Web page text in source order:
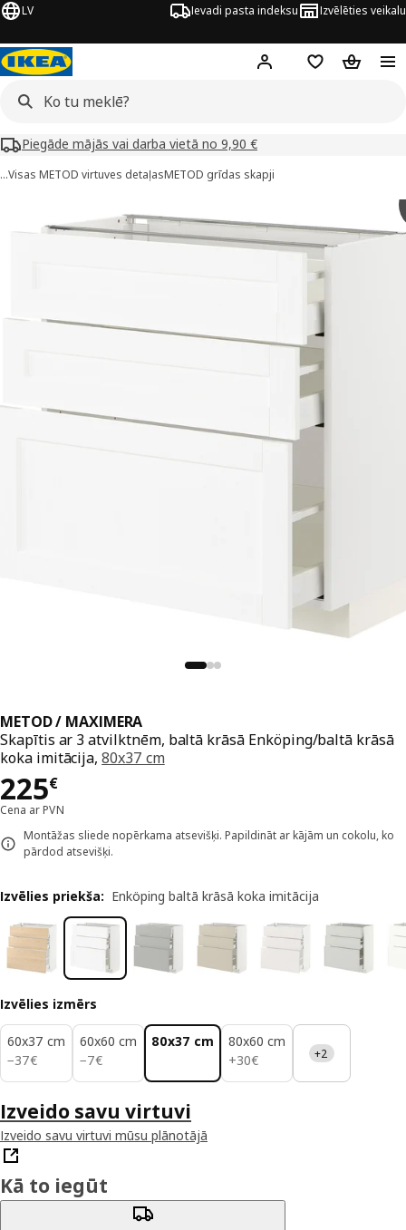
LV Ievadi pasta indeksu Izvēlēties veikalu
Hej! Pierakstīties
PirkumuPirkumu
Piegāde mājās vai darba vietā no 9,90 €
…Visas METOD virtuves detaļasMETOD grīdas skapji
/ MAXIMERA attēli
METOD / MAXIMERA
Skapītis ar 3 atvilktnēm, baltā krāsā Enköping/baltā krāsā
koka imitācija,80x37 cm
225€
Cena 225€
Cena ar PVN
Montāžas sliede nopērkama atsevišķi. Papildināt ar kājām un cokolu, ko
pārdod atsevišķi.
Izvēlies priekša: Enköping baltā krāsā koka imitācija
Izvēlies izmērs
60x37 cm
−37€
37€
60x60 cm
−7€
7€
80x37 cm
80x60 cm
+30€
30€ +2
Izveido savu virtuvi
Izveido savu virtuvi mūsu plānotājā
Kā to iegūt